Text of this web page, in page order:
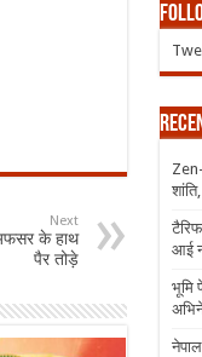
Next
के हाथ
पैर तोड़े
आई
भूमि